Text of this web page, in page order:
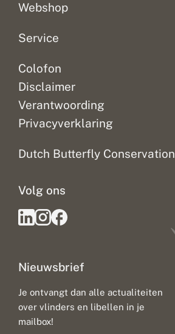
Webshop
Service
Colofon
Disclaimer
Verantwoording
Privacyverklaring
Dutch Butterfly Conservation
Nieuwsbrief
Je ontvangt dan alle actualiteiten
over vlinders en libellen in je
mailbox!
Volg ons